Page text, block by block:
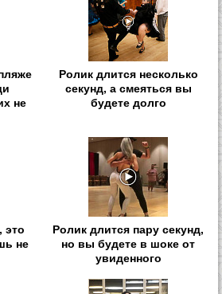
не
Ролик длится несколько
секунд, а смеяться вы
будете долго
это
не
Ролик длится пару секунд,
но вы будете в шоке от
увиденного